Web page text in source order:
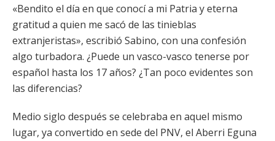
«Bendito el día en que conocí a mi Patria y eterna
gratitud a quien me sacó de las tinieblas
extranjeristas», escribió Sabino, con una confesión
algo turbadora. ¿Puede un vasco-vasco tenerse por
español hasta los 17 años? ¿Tan poco evidentes son
las diferencias?
Medio siglo después se celebraba en aquel mismo
lugar, ya convertido en sede del PNV, el Aberri Eguna